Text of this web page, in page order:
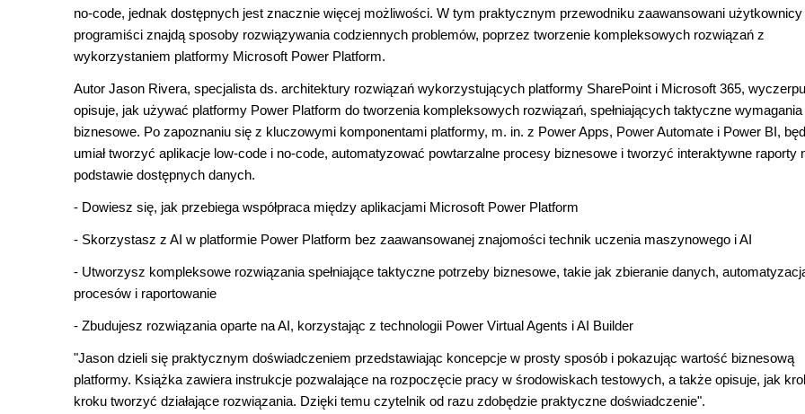
no-code, jednak dostępnych jest znacznie więcej możliwości. W tym praktycznym przewodniku zaawansowani użytkownicy
programiści znajdą sposoby rozwiązywania codziennych problemów, poprzez tworzenie kompleksowych rozwiązań z
wykorzystaniem platformy Microsoft Power Platform.
Autor Jason Rivera, specjalista ds. architektury rozwiązań wykorzystujących platformy SharePoint i Microsoft 365,
opisuje, jak używać platformy Power Platform do tworzenia kompleksowych rozwiązań, spełniających taktyczne wymagania
biznesowe. Po zapoznaniu się z kluczowymi komponentami platformy, m. in. z Power Apps, Power Automate i Power BI,
umiał tworzyć aplikacje low-code i no-code, automatyzować powtarzalne procesy biznesowe i tworzyć interaktywne raporty
podstawie dostępnych danych.
- Dowiesz się, jak przebiega współpraca między aplikacjami Microsoft Power Platform
- Skorzystasz z AI w platformie Power Platform bez zaawansowanej znajomości technik uczenia maszynowego i AI
- Utworzysz kompleksowe rozwiązania spełniające taktyczne potrzeby biznesowe, takie jak zbieranie danych,
procesów i raportowanie
- Zbudujesz rozwiązania oparte na AI, korzystając z technologii Power Virtual Agents i AI Builder
"Jason dzieli się praktycznym doświadczeniem przedstawiając koncepcje w prosty sposób i pokazując wartość biznesową
platformy. Książka zawiera instrukcje pozwalające na rozpoczęcie pracy w środowiskach testowych, a także opisuje, jak
kroku tworzyć działające rozwiązania. Dzięki temu czytelnik od razu zdobędzie praktyczne doświadczenie".